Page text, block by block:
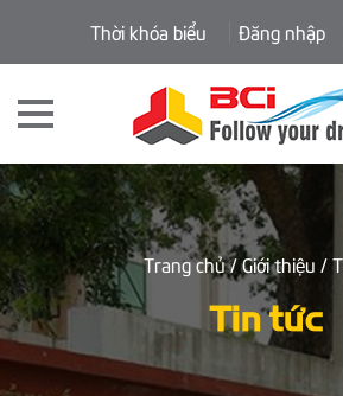
Thời khóa biểu Đăng nhập
Trang chủ/ Giới thiệu /
Tin tức